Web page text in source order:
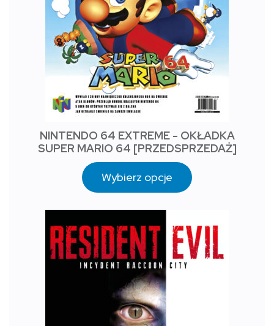
NINTENDO 64 EXTREME - OKŁADKA
SUPER MARIO 64 [PRZEDSPRZEDAŻ]
Wybierz opcje